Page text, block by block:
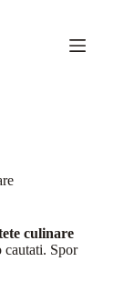
culinare
cautati. Spor